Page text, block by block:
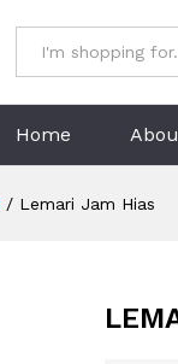
Home
/ Lemari Jam Hias